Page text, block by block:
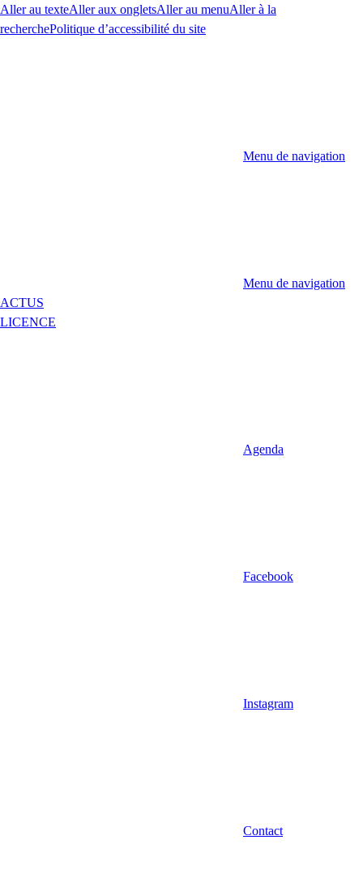
Aller au texteAller aux ongletsAller au menuAller à la
recherchePolitique d’accessibilité du site
Menu de navigation
Menu de navigation
ACTUS
LICENCE
Agenda
Facebook
Instagram
Contact